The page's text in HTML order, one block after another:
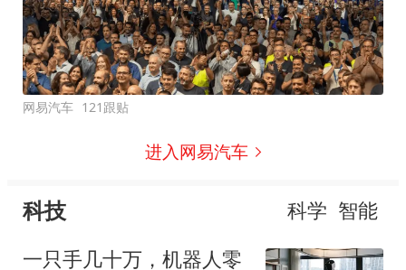
网易汽车 121跟贴
进入网易汽车
科技 科学 智能
一只手几十万，机器人零